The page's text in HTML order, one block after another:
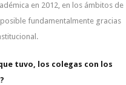
en 2012, en los ámbitos de
fundamentalmente gracias
tuvo, los colegas con los